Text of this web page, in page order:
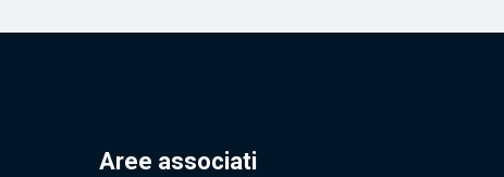
Aree associati